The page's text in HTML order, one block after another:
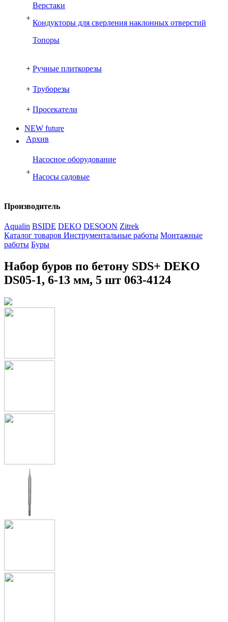
+
Верстаки
Кондукторы для сверления наклонных отверстий
Топоры
+ Ручные плиткорезы
+ Труборезы
+ Просекатели
NEW future
Архив
+
Насосное оборудование
Насосы садовые
Производитель
Aqualin BSIDE DEKO DESOON Zitrek
Каталог товаров Инструментальные работы Монтажные
работы Буры
Набор буров по бетону SDS+ DEKO
DS05-1, 6-13 мм, 5 шт 063-4124